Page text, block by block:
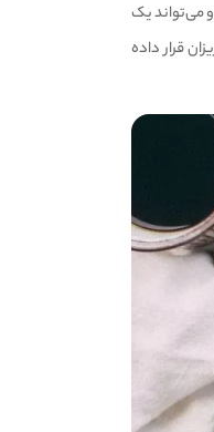
می‌تواند یک
قرار داده